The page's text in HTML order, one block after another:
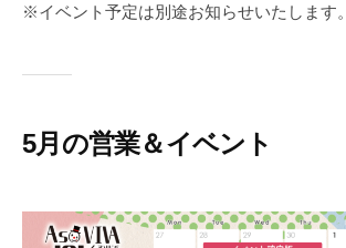
※イベント予定は別途お知らせいたします。
5月の営業＆イベント
0
y